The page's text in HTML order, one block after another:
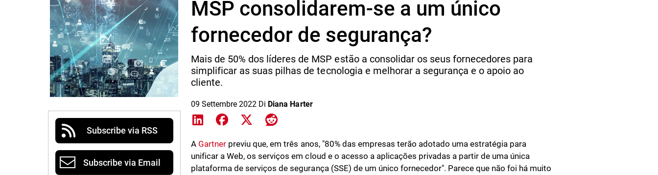
Subscribe via RSS
Subscribe via Email
MSP consolidarem-se a um único
fornecedor de segurança?
Mais de 50% dos líderes de MSP estão a consolidar os seus fornecedores para
simplificar as suas pilhas de tecnologia e melhorar a segurança e o apoio ao
cliente.
09 Settembre 2022 Di Diana Harter
Share on LinkedIn
Share on Facebook
Share on XShare on Reddit
A Gartner previu que, em três anos, "80% das empresas terão adotado uma estratégia para
unificar a Web, os serviços em cloud e o acesso a aplicações privadas a partir de uma única
plataforma de serviços de segurança (SSE) de um único fornecedor". Parece que não foi há muito